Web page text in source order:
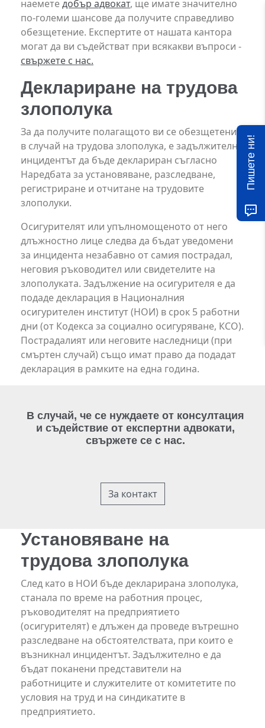
наеметедобър адвокат, ще имате значително
по-големи шансове да получите справедливо
обезщетение. Експертите от нашата кантора
могат да ви съдействат при всякакви въпроси -
свържете с нас.
Деклариране на трудова
злополука
За да получите полагащото ви се обезщетение
в случай на трудова злополука, е задължително
инцидентът да бъде деклариран съгласно
Наредбата за установяване, разследване,
регистриране и отчитане на трудовите
злополуки.
Осигурителят или упълномощеното от него
длъжностно лице следва да бъдат уведомени
за инцидента незабавно от самия пострадал,
неговия ръководител или свидетелите на
злополуката. Задължение на осигурителя е да
подаде декларация в Националния
осигурителен институт (НОИ) в срок 5 работни
дни (от Кодекса за социално осигуряване, КСО).
Пострадалият или неговите наследници (при
смъртен случай) също имат право да подадат
декларация в рамките на една година.
В случай, че се нуждаете от консултация
и съдействие от експертни адвокати,
свържете се с нас.
За контакт
Установяване на
трудова злополука
След като в НОИ бъде декларирана злополука,
станала по време на работния процес,
ръководителят на предприятието
(осигурителят) е длъжен да проведе вътрешно
разследване на обстоятелствата, при които е
възникнал инцидентът. Задължително е да
бъдат поканени представители на
работниците и служителите от комитетите по
условия на труд и на синдикатите в
предприятието.
Пишете ни!